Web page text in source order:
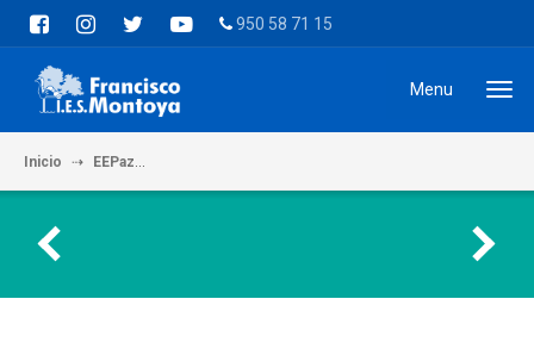
950 58 71 15
Menu
Inicio EEPaz